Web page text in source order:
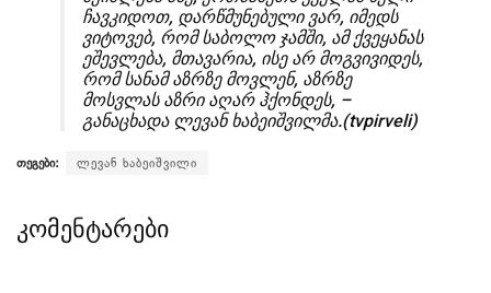
ჩავკიდოთ, დარწმუნებული ვარ, იმედს
ვიტოვებ, რომ საბოლო ჯამში, ამ ქვეყანას
ეშევლება, მთავარია, ისე არ მოგვივიდეს,
რომ სანამ აზრზე მოვლენ, აზრზე
მოსვლას აზრი აღარ ჰქონდეს, –
განაცხადა ლევან ხაბეიშვილმა.(tvpirveli)
თეგები: ლევან ხაბეიშვილი
კომენტარები